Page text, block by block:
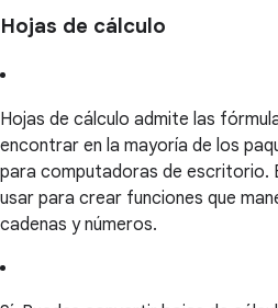
Hojas de cálculo
Hojas de cálculo admite las
encontrar en la mayoría de los
para computadoras de escritorio.
usar para crear funciones que
cadenas y números.